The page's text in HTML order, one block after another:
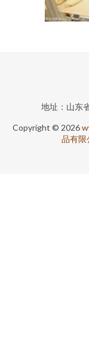
地址：山东
Copyright © 2026
品有限